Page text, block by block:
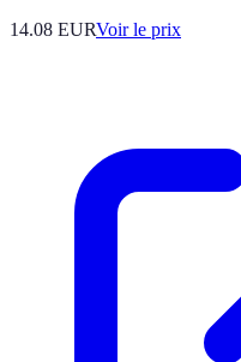
14.08 EURVoir le prix